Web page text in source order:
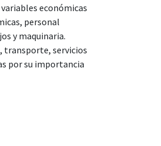
económicas
personal
y maquinaria.
transporte, servicios
por su importancia